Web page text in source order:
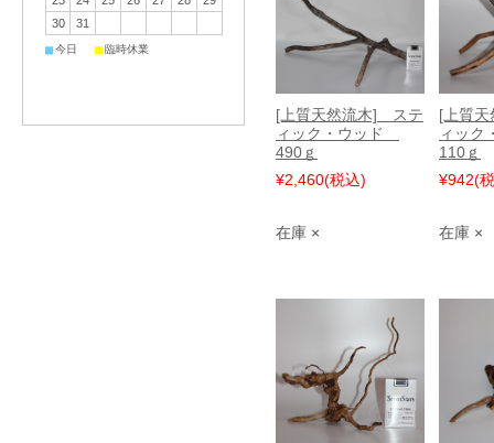
[上質天然流木] ステ
ィック・ウッド
490ｇ
¥2,460(税込)
在庫 ×
[上質
ィッ
110ｇ
¥942(
在庫 ×
30
31
■今日 ■臨時休業